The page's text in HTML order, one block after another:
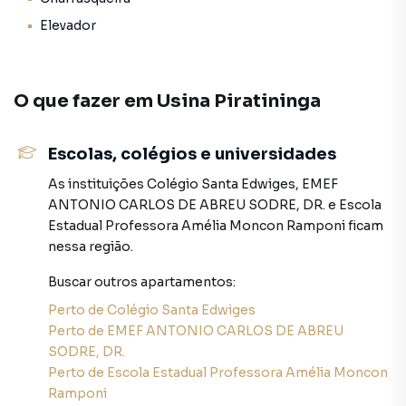
terrenos, lojas e barracões para venda ou locação, além de
Paulo. Aqui você encontra milhares de ofertas para
encontrar o imóvel que mais combina com seu estilo de
Negocie seu imóvel de forma totalmente online, com
consegue comprar ou alugar um imóvel em São Paulo
mesmo não estando na cidade e com a praticidade de
fazer tudo online, direto do seu computador ou
smartphone. Nós criamos soluções inovadoras para
simplificar a relação de proprietários, inquilinos e
compradores com o mercado imobiliário.
Elevador
O que fazer em Usina Piratininga
Escolas, colégios e universidades
As instituições Colégio Santa Edwiges, EMEF
ANTONIO CARLOS DE ABREU SODRE, DR. e Escola
Estadual Professora Amélia Moncon Ramponificam
nessa região.
Buscar outros apartamentos:
Perto de Colégio Santa Edwiges
Perto de EMEF ANTONIO CARLOS DE ABREU
SODRE, DR.
Perto de Escola Estadual Professora Amélia Moncon
Ramponi